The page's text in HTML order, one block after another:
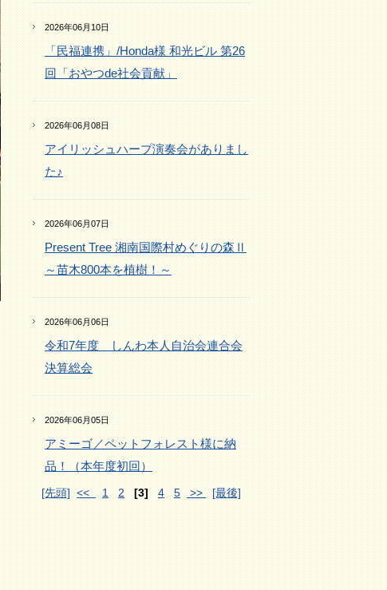
2026年06月10日
「民福連携」/Honda様 和光ビル 第26
回「おやつde社会貢献」
2026年06月08日
アイリッシュハープ演奏会がありまし
た♪
2026年06月07日
Present Tree 湘南国際村めぐりの森Ⅱ
～苗木800本を植樹！～
2026年06月06日
令和7年度 しんわ本人自治会連合会
決算総会
2026年06月05日
アミーゴ／ペットフォレスト様に納
品！（本年度初回）
[先頭] << 1 2 [3] 4 5 >> [最後]